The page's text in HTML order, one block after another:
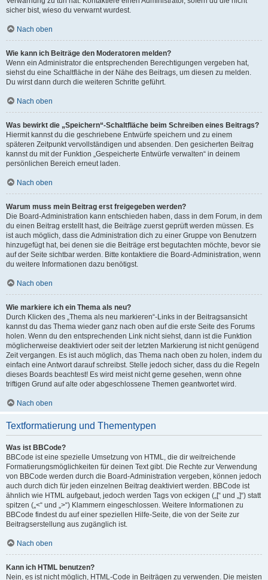
sicher bist, wieso du verwarnt wurdest.
Nach oben
Wie kann ich Beiträge den Moderatoren melden?
Wenn ein Administrator die entsprechenden Berechtigungen vergeben hat,
siehst du eine Schaltfläche in der Nähe des Beitrags, um diesen zu melden.
Du wirst dann durch die weiteren Schritte geführt.
Nach oben
Was bewirkt die „Speichern“-Schaltfläche beim Schreiben eines Beitrags?
Hiermit kannst du die geschriebene Entwürfe speichern und zu einem
späteren Zeitpunkt vervollständigen und absenden. Den gesicherten Beitrag
kannst du mit der Funktion „Gespeicherte Entwürfe verwalten“ in deinem
persönlichen Bereich erneut laden.
Nach oben
Warum muss mein Beitrag erst freigegeben werden?
Die Board-Administration kann entschieden haben, dass in dem Forum, in dem
du einen Beitrag erstellt hast, die Beiträge zuerst geprüft werden müssen. Es
ist auch möglich, dass die Administration dich zu einer Gruppe von Benutzern
hinzugefügt hat, bei denen sie die Beiträge erst begutachten möchte, bevor sie
auf der Seite sichtbar werden. Bitte kontaktiere die Board-Administration, wenn
du weitere Informationen dazu benötigst.
Nach oben
Wie markiere ich ein Thema als neu?
Durch Klicken des „Thema als neu markieren“-Links in der Beitragsansicht
kannst du das Thema wieder ganz nach oben auf die erste Seite des Forums
holen. Wenn du den entsprechenden Link nicht siehst, dann ist die Funktion
möglicherweise deaktiviert oder seit der letzten Markierung ist nicht genügend
Zeit vergangen. Es ist auch möglich, das Thema nach oben zu holen, indem du
einfach eine Antwort darauf schreibst. Stelle jedoch sicher, dass du die Regeln
dieses Boards beachtest! Es wird meist nicht gerne gesehen, wenn ohne
triftigen Grund auf alte oder abgeschlossene Themen geantwortet wird.
Nach oben
Textformatierung und Thementypen
Was ist BBCode?
BBCode ist eine spezielle Umsetzung von HTML, die dir weitreichende
Formatierungsmöglichkeiten für deinen Text gibt. Die Rechte zur Verwendung
von BBCode werden durch die Board-Administration vergeben, können jedoch
auch durch dich für jeden einzelnen Beitrag deaktiviert werden. BBCode ist
ähnlich wie HTML aufgebaut, jedoch werden Tags von eckigen („[“ und „]“) statt
spitzen („<“ und „>“) Klammern eingeschlossen. Weitere Informationen zu
BBCode findest du auf einer speziellen Hilfe-Seite, die von der Seite zur
Beitragserstellung aus zugänglich ist.
Nach oben
Kann ich HTML benutzen?
Nein, es ist nicht möglich, HTML-Code in Beiträgen zu verwenden. Die meisten